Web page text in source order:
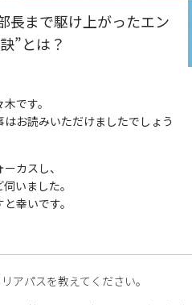
長まで駆け上がったエン
”とは？
です。
お読みいただけましたでしょう
カスし、
いました。
幸いです。
アパスを教えてください。